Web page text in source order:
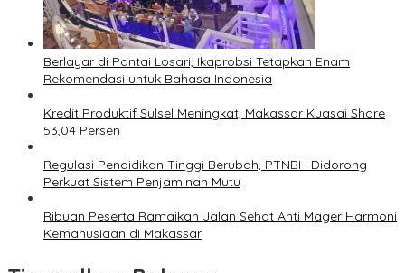
Berlayar di Pantai Losari, Ikaprobsi Tetapkan Enam
Rekomendasi untuk Bahasa Indonesia
Kredit Produktif Sulsel Meningkat, Makassar Kuasai Share
53,04 Persen
Regulasi Pendidikan Tinggi Berubah, PTNBH Didorong
Perkuat Sistem Penjaminan Mutu
Ribuan Peserta Ramaikan Jalan Sehat Anti Mager Harmoni
Kemanusiaan di Makassar